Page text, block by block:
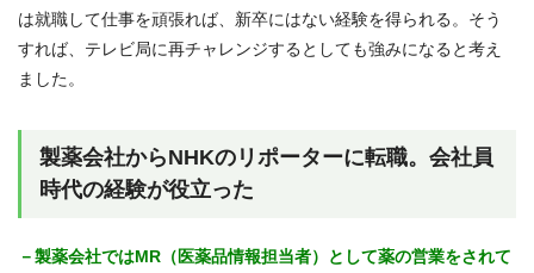
は就職して仕事を頑張れば、新卒にはない経験を得られる。そう
すれば、テレビ局に再チャレンジするとしても強みになると考え
ました。
製薬会社からNHKのリポーターに転職。会社員
時代の経験が役立った
－製薬会社ではMR（医薬品情報担当者）として薬の営業をされて